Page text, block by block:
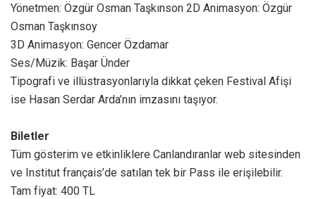
Yönetmen: Özgür Osman Taşkınson 2D Animasyon: Özgür
Osman Taşkınsoy
3D Animasyon: Gencer Özdamar
Ses/Müzik: Başar Ünder
Tipografi ve illüstrasyonlarıyla dikkat çeken Festival Afişi
ise Hasan Serdar Arda’nın imzasını taşıyor.
Biletler
Tüm gösterim ve etkinliklere Canlandıranlar web sitesinden
ve Institut français’de satılan tek bir Pass ile erişilebilir.
Tam fiyat: 400 TL